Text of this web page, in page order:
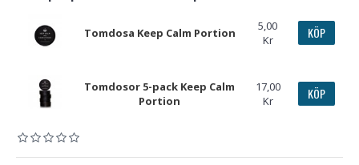
Tomdosa Keep Calm Portion
5,00
Kr
KÖP
Tomdosor 5-pack Keep Calm
Portion
17,00
Kr
KÖP